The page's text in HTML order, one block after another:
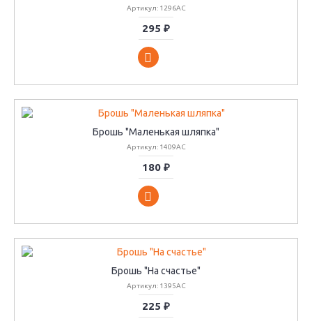
Артикул: 1296АС
295 ₽
Брошь "Маленькая шляпка"
Артикул: 1409АС
180 ₽
Брошь "На счастье"
Артикул: 1395АС
225 ₽